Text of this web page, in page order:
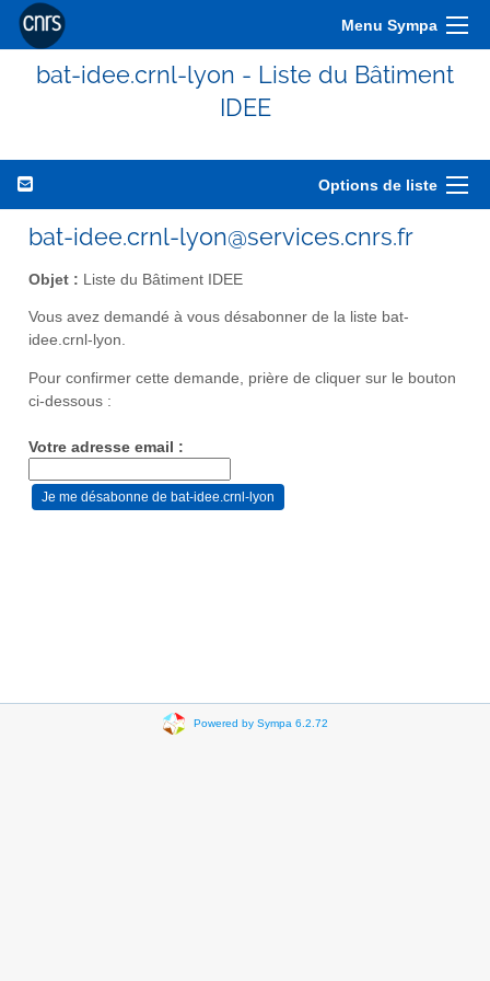
Menu Sympa
bat-idee.crnl-lyon - Liste du Bâtiment
IDEE
Options de liste
bat-idee.crnl-lyon@services.cnrs.fr
Objet : Liste du Bâtiment IDEE
Vous avez demandé à vous désabonner de la liste bat-
idee.crnl-lyon.
Pour confirmer cette demande, prière de cliquer sur le bouton
ci-dessous :
Votre adresse email :
Powered by Sympa 6.2.72